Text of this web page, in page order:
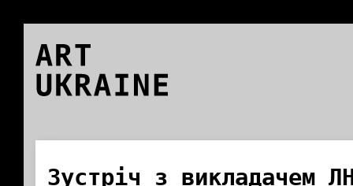
ART
UKRAINE
Зустріч з викладачем